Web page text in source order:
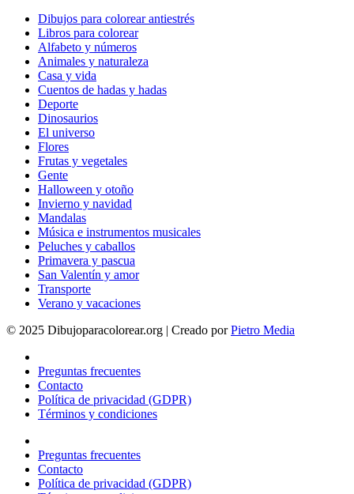
Dibujos para colorear antiestrés
Libros para colorear
Alfabeto y números
Animales y naturaleza
Casa y vida
Cuentos de hadas y hadas
Deporte
Dinosaurios
El universo
Flores
Frutas y vegetales
Gente
Halloween y otoño
Invierno y navidad
Mandalas
Música e instrumentos musicales
Peluches y caballos
Primavera y pascua
San Valentín y amor
Transporte
Verano y vacaciones
© 2025 Dibujoparacolorear.org | Creado porPietro Media
Preguntas frecuentes
Contacto
Política de privacidad (GDPR)
Términos y condiciones
Preguntas frecuentes
Contacto
Política de privacidad (GDPR)